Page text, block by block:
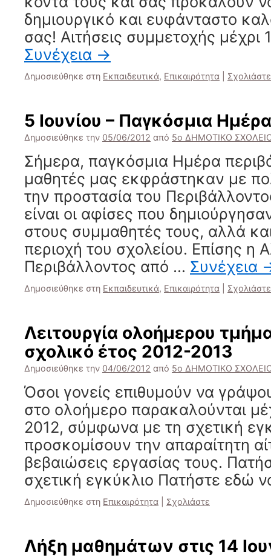
δημιουργικό και ευφάνταστο
σας! Αιτήσεις συμμετοχής μέχρι
Συνέχεια →
Δημοσιεύθηκε στη Εκπαιδευτικά, Επικαιρότητα Σχολιάστε
5 Ιουνίου – Παγκόσμια
Δημοσιεύθηκε την 05/06/2012 από 5ο ΔΗΜΟΤΙΚΟ
Σήμερα, παγκόσμια Ημέρα
μαθητές μας εκφράστηκαν με
την προστασία του
είναι οι αφίσες που
στους συμμαθητές τους, αλλά
περιοχή του σχολείου. Επίσης η
Περιβάλλοντος από … Συνέχεια
Δημοσιεύθηκε στη Εκπαιδευτικά, Επικαιρότητα Σχολιάστε
Λειτουργία ολοήμερου
σχολικό έτος 2012-2013
Δημοσιεύθηκε την 04/06/2012 από 5ο ΔΗΜΟΤΙΚΟ
Όσοι γονείς επιθυμούν να
στο ολοήμερο παρακαλούνται
2012, σύμφωνα με τη σχετική
προσκομίσουν την απαραίτητη
βεβαιώσεις εργασίας τους.
σχετική εγκύκλιο Πατήστε εδώ
Δημοσιεύθηκε στη Επικαιρότητα Σχολιάστε
Λήξη μαθημάτων στις 14